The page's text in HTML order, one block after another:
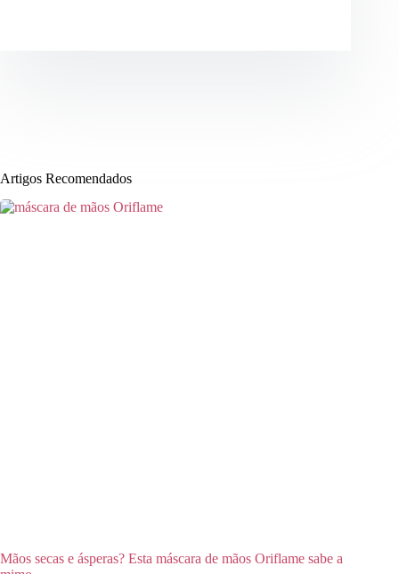
Artigos Recomendados
Mãos secas e ásperas? Esta máscara de mãos Oriflame sabe a